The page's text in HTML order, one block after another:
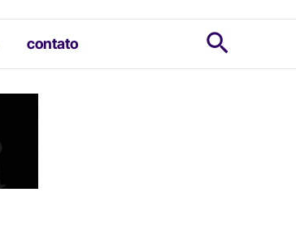
contato